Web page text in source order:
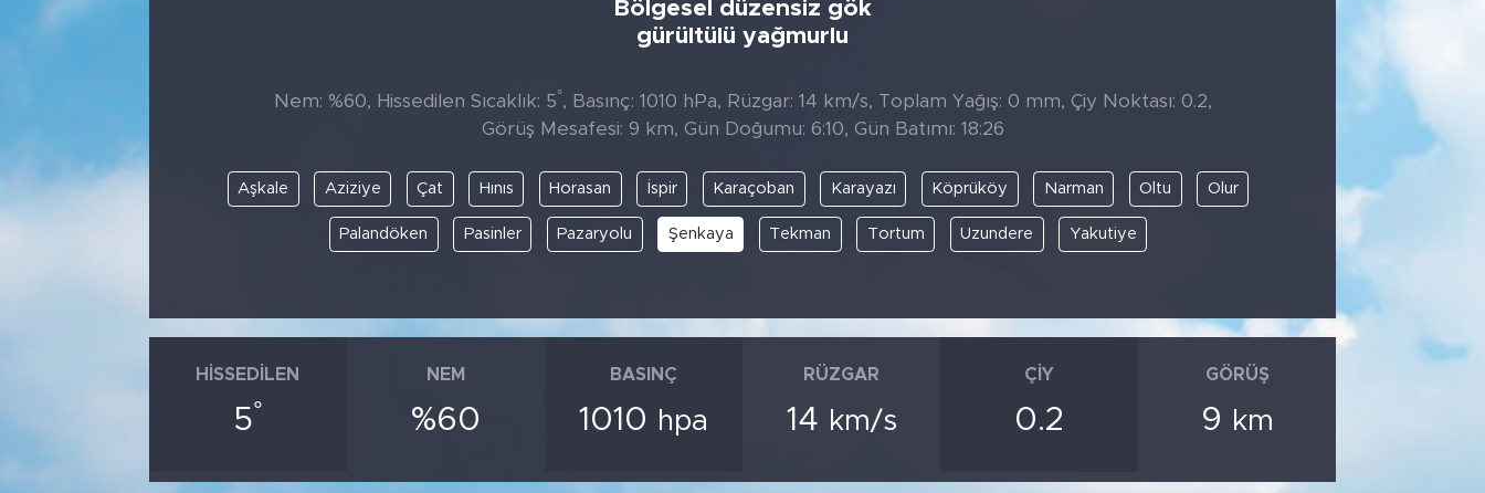
Bölgesel düzensiz gök
gürültülü yağmurlu
Nem: %60, Hissedilen Sıcaklık: 5°, Basınç: 1010 hPa, Rüzgar: 14 km/s, Toplam Yağış: 0 mm, Çiy Noktası: 0.2,
Görüş Mesafesi: 9 km, Gün Doğumu: 6:10, Gün Batımı: 18:26
Aşkale Aziziye Çat Hınıs Horasan İspir Karaçoban Karayazı Köprüköy Narman Oltu Olur
Palandöken Pasinler Pazaryolu Şenkaya Tekman Tortum Uzundere Yakutiye
HISSEDILEN
5°
NEM
%60
BASINÇ
1010 hpa
RÜZGAR
14 km/s
ÇIY
0.2
GÖRÜŞ
9 km